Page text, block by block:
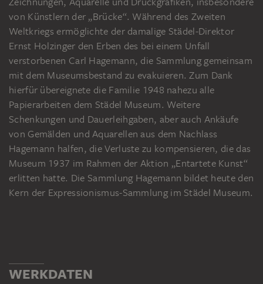
von Künstlern der „Brücke“. Während des Zweiten
Weltkriegs ermöglichte der damalige Städel-Direktor
Ernst Holzinger den Erben des bei einem Unfall
verstorbenen Carl Hagemann, die Sammlung gemeinsam
mit dem Museumsbestand zu evakuieren. Zum Dank
hierfür übereignete die Familie 1948 nahezu alle
Papierarbeiten dem Städel Museum. Weitere
Schenkungen und Dauerleihgaben, aber auch Ankäufe
von Gemälden und Aquarellen aus dem Nachlass
Hagemann halfen, die Verluste zu kompensieren, die das
Museum 1937 im Rahmen der Aktion „Entartete Kunst“
erlitten hatte. Die Sammlung Hagemann bildet heute den
Kern der Expressionismus-Sammlung im Städel Museum.
WERKDATEN